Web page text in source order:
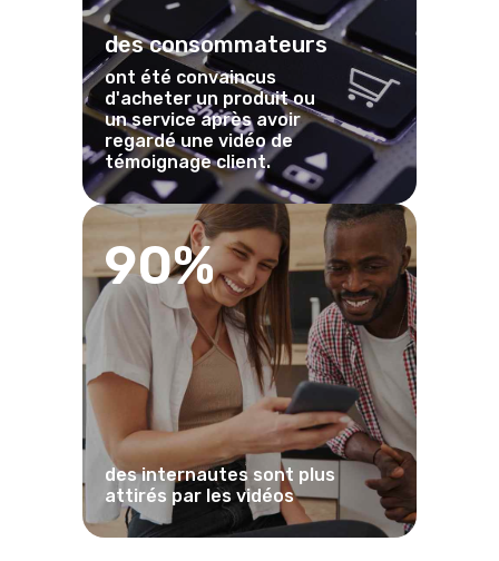
des consommateurs
ont été convaincus
d'acheter un produit ou
un service après avoir
regardé une vidéo de
témoignage client.
90%
des internautes sont plus
attirés par les vidéos